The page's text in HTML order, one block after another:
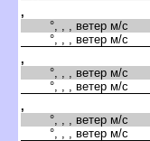
,
°, , , ветер м/с
°, , , ветер м/с
,
°, , , ветер м/с
°, , , ветер м/с
,
°, , , ветер м/с
°, , , ветер м/с